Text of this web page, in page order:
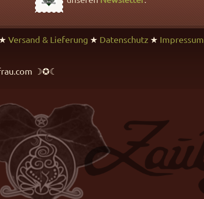
Versand & Lieferung ★ Datenschutz ★ Impressum
☽✪☾